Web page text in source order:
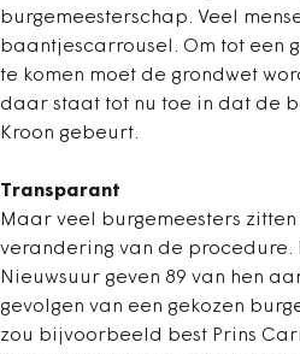
burgemeesterschap. Veel
baantjescarrousel. Om tot een
te komen moet de grondwet
daar staat tot nu toe in dat de
Kroon gebeurt.
Transparant
Maar veel burgemeesters
verandering van de procedure.
Nieuwsuur geven 89 van hen
gevolgen van een gekozen
zou bijvoorbeeld best Prins